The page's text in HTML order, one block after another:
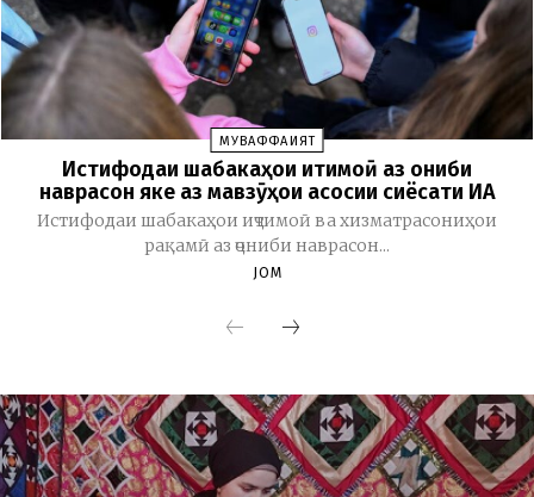
МУВАФФАҚИЯТ
Истифодаи шабакаҳои иҷтимоӣ аз ҷониби
наврасон яке аз мавзӯҳои асосии сиёсати ИА
Истифодаи шабакаҳои иҷтимоӣ ва хизматрасониҳои
рақамӣ аз ҷониби наврасон...
JOM